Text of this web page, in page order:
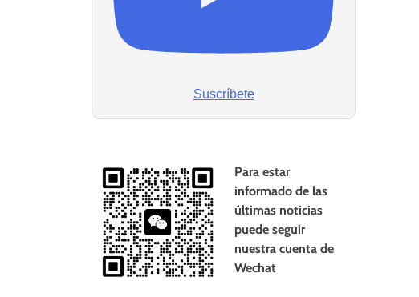
Suscríbete
Para estar
informado de las
últimas noticias
puede seguir
nuestra cuenta de
Wechat